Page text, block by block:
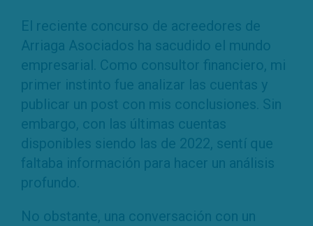
El reciente concurso de acreedores de
Arriaga Asociados ha sacudido el mundo
empresarial. Como consultor financiero, mi
primer instinto fue analizar las cuentas y
publicar un post con mis conclusiones. Sin
embargo, con las últimas cuentas
disponibles siendo las de 2022, sentí que
faltaba información para hacer un análisis
profundo.
No obstante, una conversación con un